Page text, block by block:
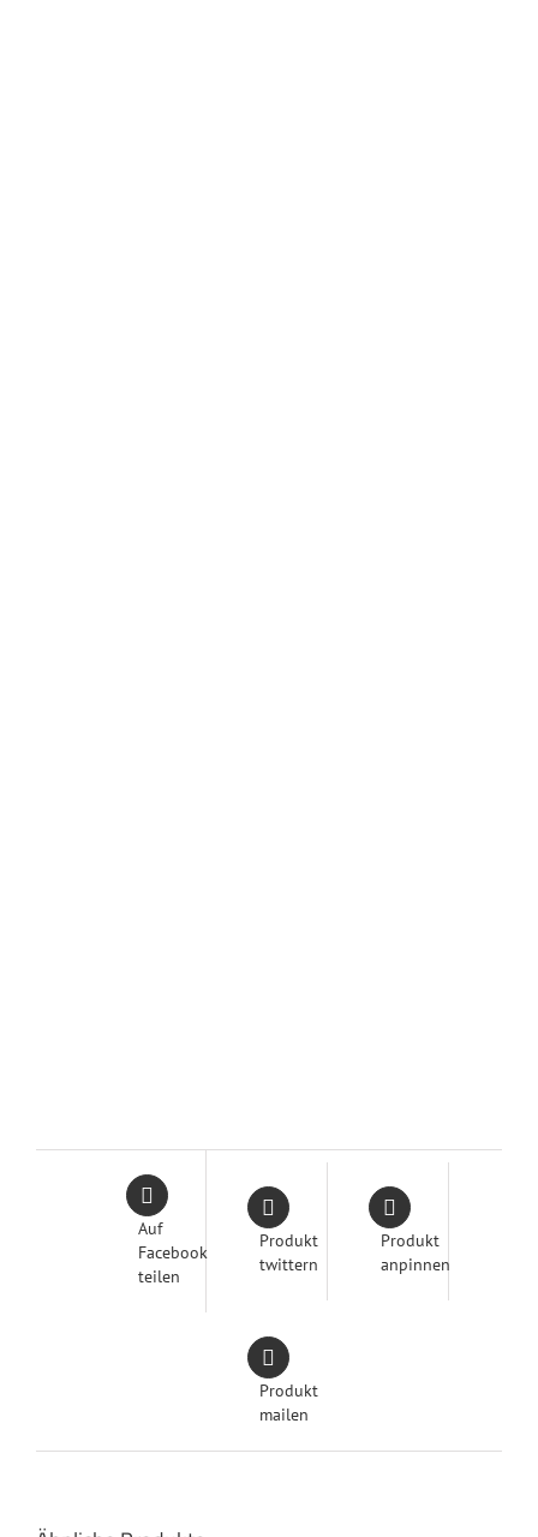
Auf
Facebook
teilen
Produkt
twittern
Produkt
anpinnen
Produkt
mailen